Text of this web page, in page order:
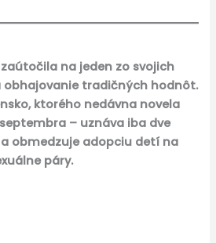
na jeden zo svojich
obhajovanie tradičných hodnôt.
ktorého nedávna novela
– uznáva iba dve
obmedzuje adopciu detí na
páry.